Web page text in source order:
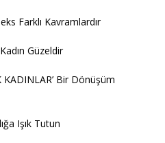
Farklı Kavramlardır
Güzeldir
KADINLAR’ Bir Dönüşüm
Işık Tutun